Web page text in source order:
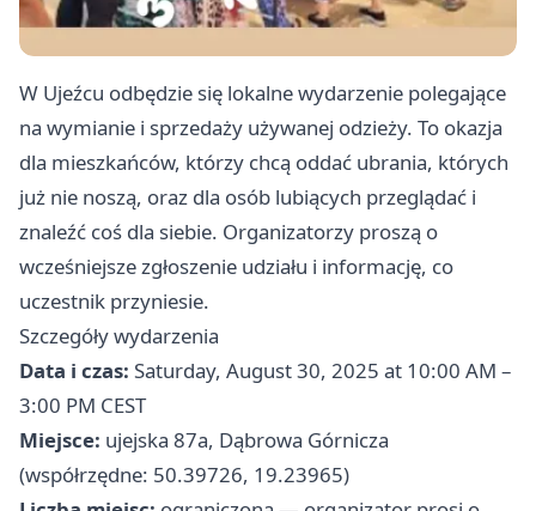
W Ujeźcu odbędzie się lokalne wydarzenie polegające
na wymianie i sprzedaży używanej odzieży. To okazja
dla mieszkańców, którzy chcą oddać ubrania, których
już nie noszą, oraz dla osób lubiących przeglądać i
znaleźć coś dla siebie. Organizatorzy proszą o
wcześniejsze zgłoszenie udziału i informację, co
uczestnik przyniesie.
Szczegóły wydarzenia
Data i czas: Saturday, August 30, 2025 at 10:00 AM –
3:00 PM CEST
Miejsce: ujejska 87a, Dąbrowa Górnicza
(współrzędne: 50.39726, 19.23965)